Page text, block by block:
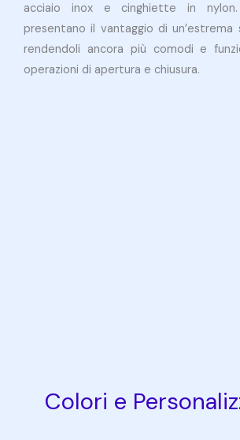
acciaio inox e cinghiette in
presentano il vantaggio di un’estrema
rendendoli ancora più comodi e
operazioni di apertura e chiusura.
Colori e